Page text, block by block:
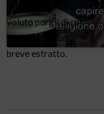
che abbiamo
voluto porgli di cui
proponiamo un
breve estratto.